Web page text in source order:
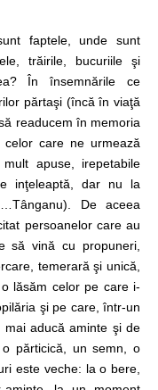
faptele, unde sunt
trăirile, bucuriile şi
În însemnările ce
părtaşi (încă în viaţă
readucem în memoria
care ne urmează
apuse, irepetabile
inţeleaptă, dar nu la
De aceea
persoanelor care au
să vină cu propuneri,
temerară şi unică,
lăsăm celor pe care i-
şi pe care, într-un
mai aducă aminte şi de
părticică, un semn, o
este veche: la o bere,